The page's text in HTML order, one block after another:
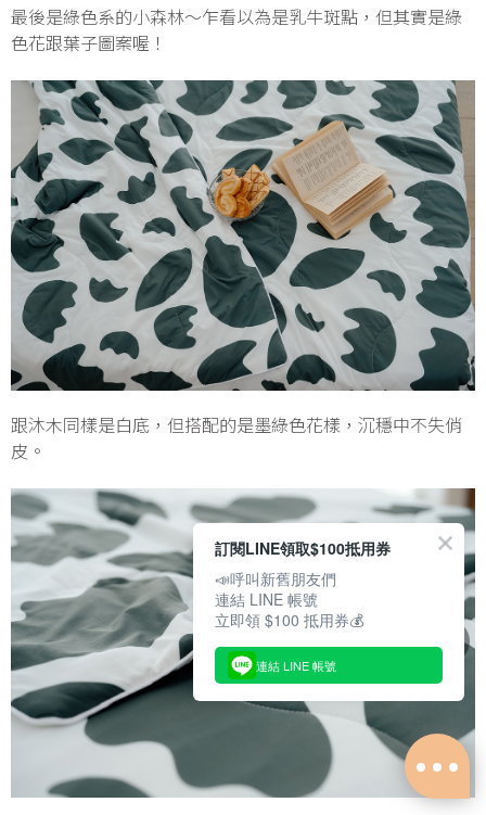
最後是綠色系的小森林～乍看以為是乳牛斑點，但其實是綠
色花跟葉子圖案喔！
跟沐木同樣是白底，但搭配的是墨綠色花樣，沉穩中不失俏
皮。
訂閱LINE領取$100抵用券
📣呼叫新舊朋友們
連結 LINE 帳號
立即領 $100 抵用券💰
連結 LINE 帳號